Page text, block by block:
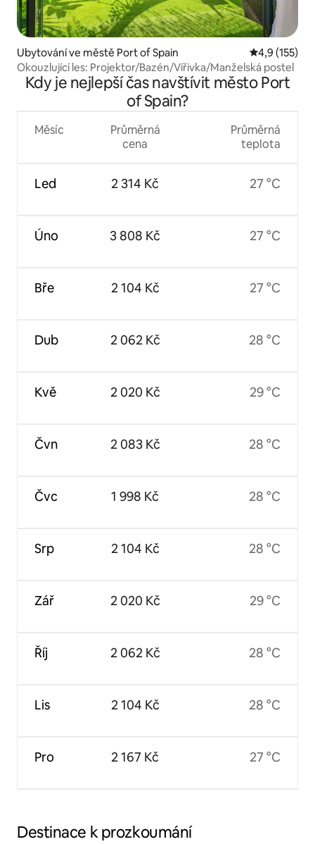
Ubytování ve městě Port of Spain Průměrné
4,9 (155)
Okouzlující les: Projektor/Bazén/Vířivka/Manželská postel
Kdy je nejlepší čas navštívit město Port
of Spain?
Měsíc
Led
Úno
Bře
Dub
Kvě
Čvn
Čvc
Srp
Zář
Říj
Lis
Pro
Průměrná
cena
2 314 Kč
3 808 Kč
2 104 Kč
2 062 Kč
2 020 Kč
2 083 Kč
1 998 Kč
2 104 Kč
2 020 Kč
2 062 Kč
2 104 Kč
2 167 Kč
Průměrná
teplota
27 °C
27 °C
27 °C
28 °C
29 °C
28 °C
28 °C
28 °C
29 °C
28 °C
28 °C
27 °C
Destinace k prozkoumání